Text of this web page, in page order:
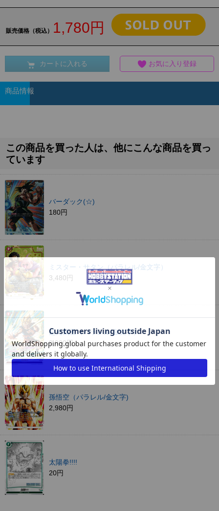
販売価格（税込） 1,780円
カートに入れる お気に入り登録
商品情報
この商品を買った人は、他にこんな商品を買っ
ています
バーダック(☆)
180円
ミスター・サタン（パラレル/金文字）
3,480円
超元気玉（パラレル/金文字）
8,980円
孫悟空（パラレル/金文字)
2,980円
太陽拳!!!!
20円